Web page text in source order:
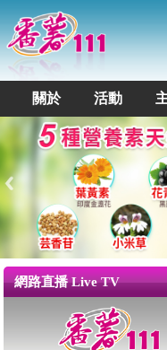
關於 活動
網路直播 Live TV